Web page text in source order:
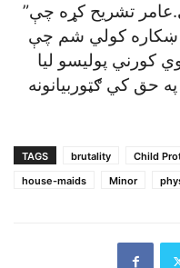
تشريح کړه چې”
ښکاره کولي شم چې
کورني پوليسو ليا
حق کي ګټوربيانونه
TAGS brutality Child
house-maids
Minor